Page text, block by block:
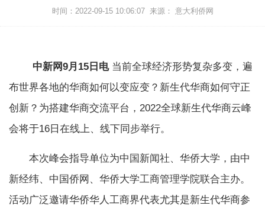
时间：2022-09-15 10:06:07 来源： 意大利侨网
中新网9月15日电当前全球经济形势复杂多变，遍
布世界各地的华商如何以变应变？新生代华商如何守正
创新？为搭建华商交流平台，2022全球新生代华商云峰
会将于16日在线上、线下同步举行。
本次峰会指导单位为中国新闻社、华侨大学，由中
新经纬、中国侨网、华侨大学工商管理学院联合主办。
活动广泛邀请华侨华人工商界代表尤其是新生代华商参